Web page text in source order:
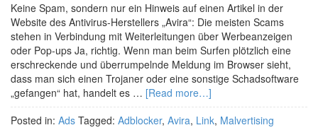
Keine Spam, sondern nur ein Hinweis auf einen Artikel in der
Website des Antivirus-Herstellers „Avira“: Die meisten Scams
stehen in Verbindung mit Weiterleitungen über Werbeanzeigen
oder Pop-ups Ja, richtig. Wenn man beim Surfen plötzlich eine
erschreckende und überrumpelnde Meldung im Browser sieht,
dass man sich einen Trojaner oder eine sonstige Schadsoftware
„gefangen“ hat, handelt es … [Read more…]
Posted in: Ads Tagged: Adblocker, Avira, Link, Malvertising